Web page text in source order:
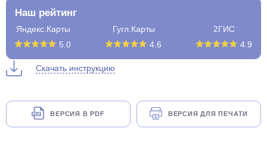
Наш рейтинг
Яндекс.Карты
5.0
Гугл.Карты
4.6
2ГИС
4.9
Скачать инструкцию
ВЕРСИЯ В PDF ВЕРСИЯ ДЛЯ ПЕЧАТИ